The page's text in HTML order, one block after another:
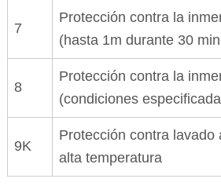
7
Protección contra la
(hasta 1m durante 30
8
Protección contra la
(condiciones
9K
Protección contra lavado
alta temperatura